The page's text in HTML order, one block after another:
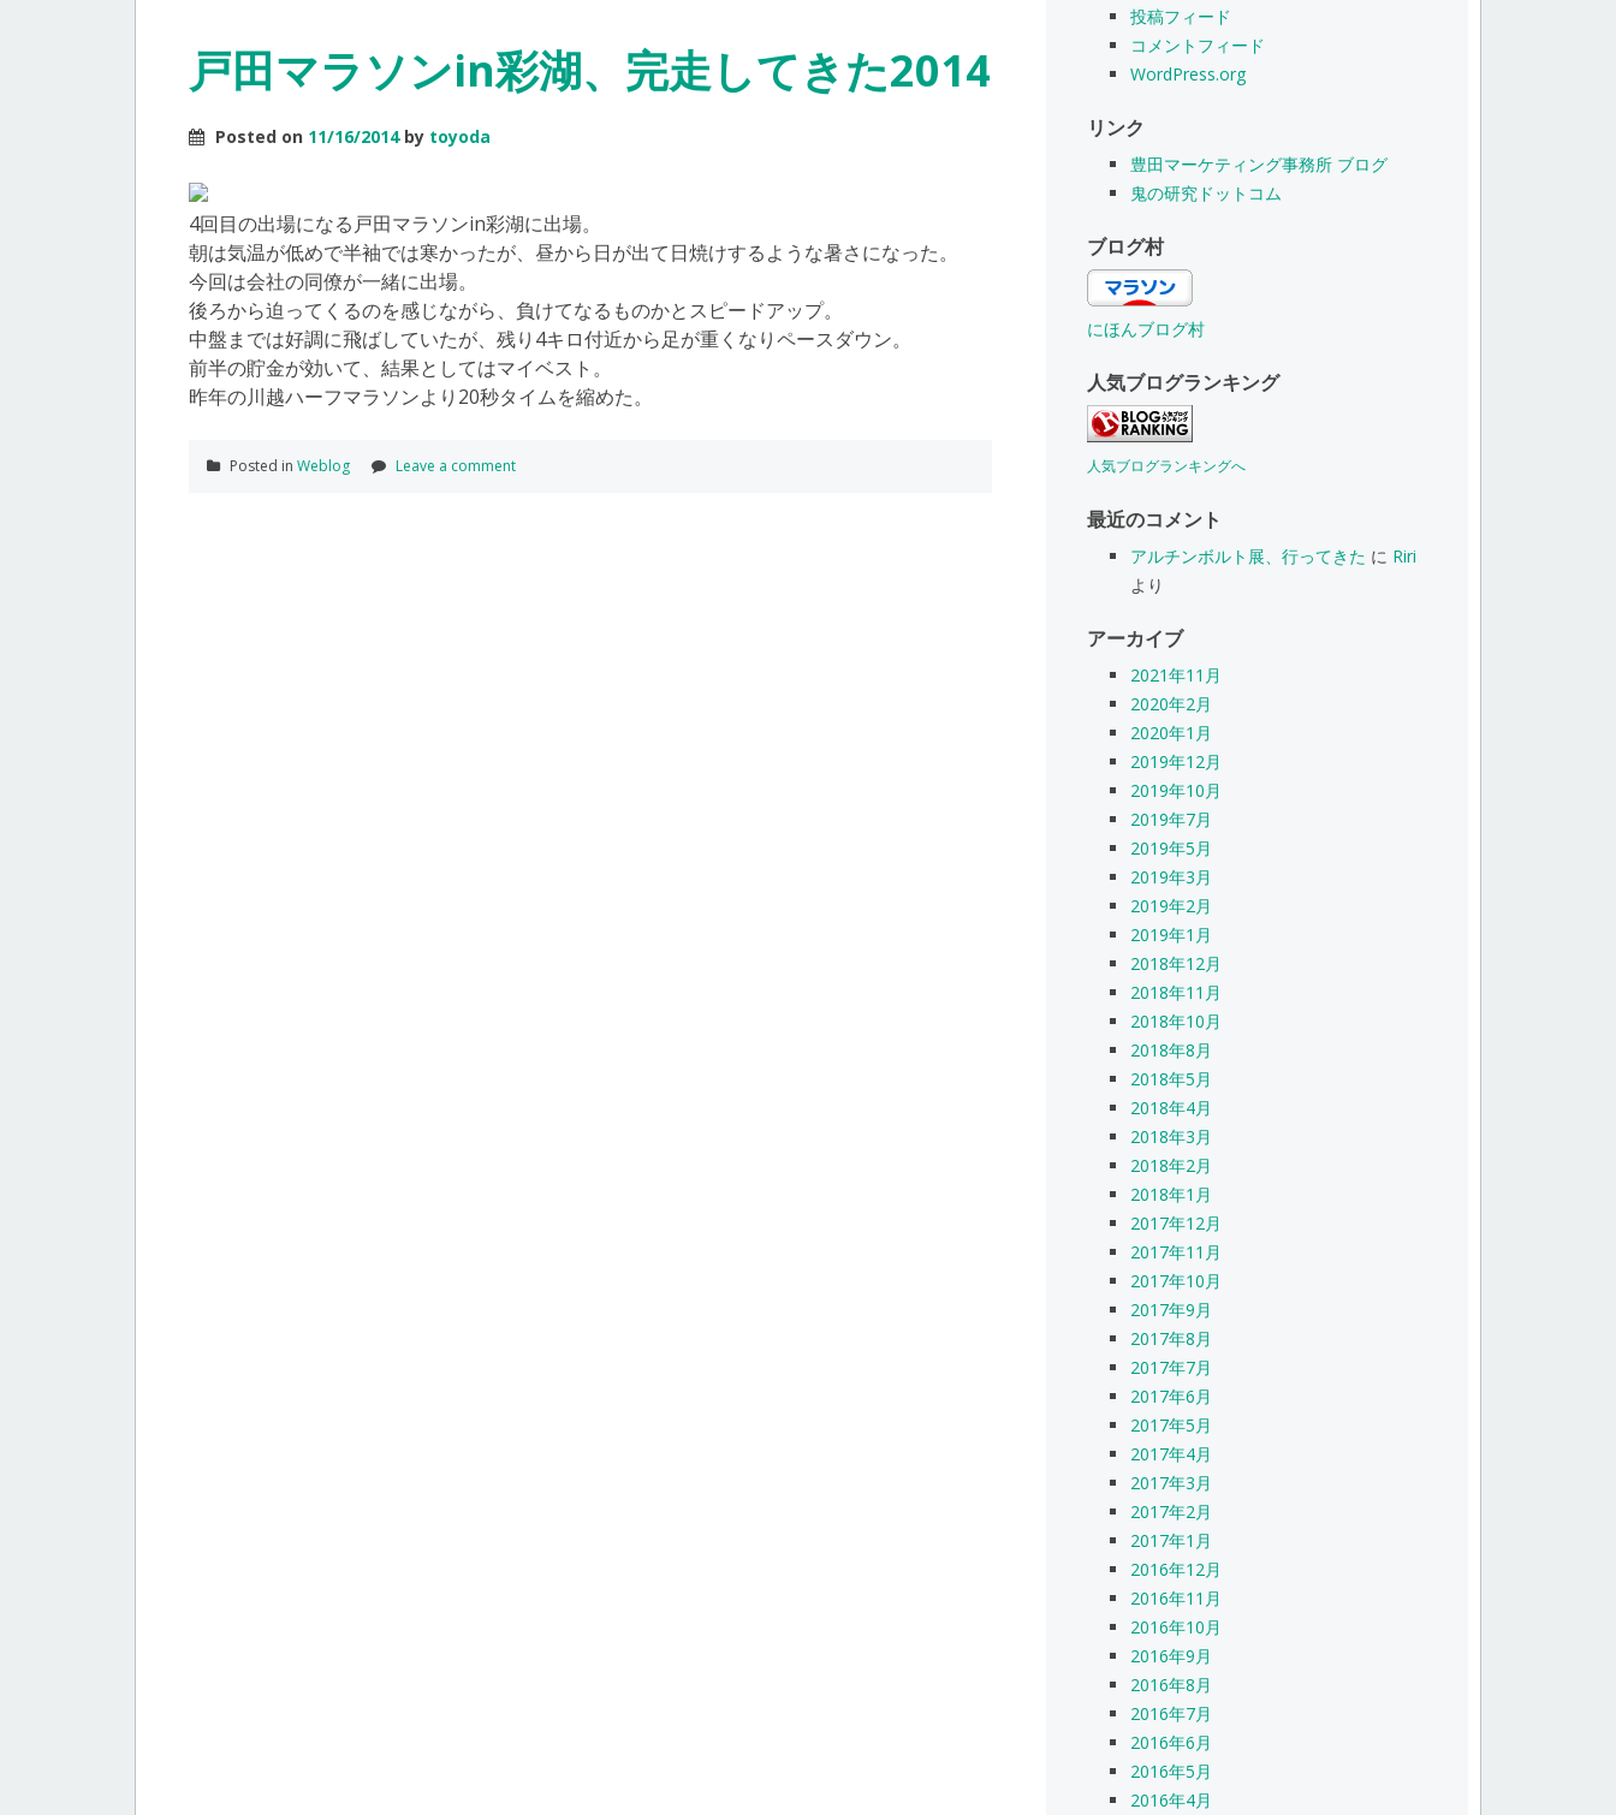
戸田マラソンin彩湖、完走してきた2014
Posted on 11/16/2014by toyoda
4回目の出場になる戸田マラソンin彩湖に出場。
朝は気温が低めで半袖では寒かったが、昼から日が出て日焼けするような暑さになった。
今回は会社の同僚が一緒に出場。
後ろから迫ってくるのを感じながら、負けてなるものかとスピードアップ。
中盤までは好調に飛ばしていたが、残り4キロ付近から足が重くなりペースダウン。
前半の貯金が効いて、結果としてはマイベスト。
昨年の川越ハーフマラソンより20秒タイムを縮めた。
Posted in Weblog Leave a comment
投稿フィード
コメントフィード
WordPress.org
リンク
豊田マーケティング事務所 ブログ
鬼の研究ドットコム
ブログ村
にほんブログ村
人気ブログランキング
人気ブログランキングへ
最近のコメント
アルチンボルト展、行ってきた に Riri
より
アーカイブ
2021年11月
2020年2月
2020年1月
2019年12月
2019年10月
2019年7月
2019年5月
2019年3月
2019年2月
2019年1月
2018年12月
2018年11月
2018年10月
2018年8月
2018年5月
2018年4月
2018年3月
2018年2月
2018年1月
2017年12月
2017年11月
2017年10月
2017年9月
2017年8月
2017年7月
2017年6月
2017年5月
2017年4月
2017年3月
2017年2月
2017年1月
2016年12月
2016年11月
2016年10月
2016年9月
2016年8月
2016年7月
2016年6月
2016年5月
2016年4月